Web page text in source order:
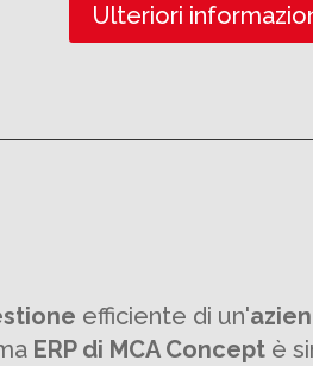
Ulteriori
efficiente di un'
ERP di MCA Concept è